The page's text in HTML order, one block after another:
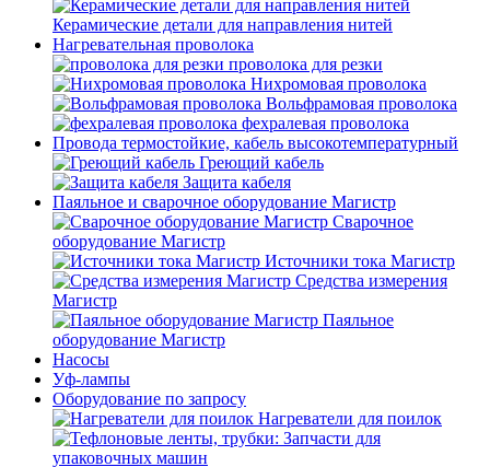
Керамические детали для направления нитей
Нагревательная проволока
проволока для резки
Нихромовая проволока
Вольфрамовая проволока
фехралевая проволока
Провода термостойкие, кабель высокотемпературный
Греющий кабель
Защита кабеля
Паяльное и сварочное оборудование Магистр
Сварочное
оборудование Магистр
Источники тока Магистр
Средства измерения
Магистр
Паяльное
оборудование Магистр
Насосы
Уф-лампы
Оборудование по запросу
Нагреватели для поилок